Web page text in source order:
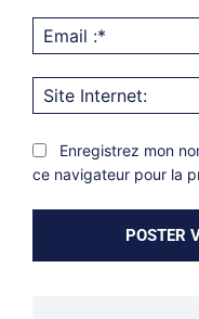
Enregistrez mon
ce navigateur pour la